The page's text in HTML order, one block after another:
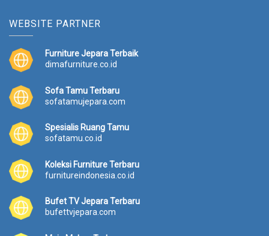
WEBSITE PARTNER
Furniture Jepara Terbaik
dimafurniture.co.id
Sofa Tamu Terbaru
sofatamujepara.com
Spesialis Ruang Tamu
sofatamu.co.id
Koleksi Furniture Terbaru
furnitureindonesia.co.id
Bufet TV Jepara Terbaru
bufettvjepara.com